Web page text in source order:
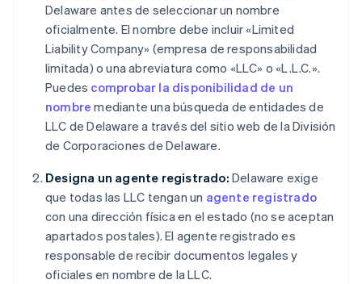
Delaware antes de seleccionar un nombre
oficialmente. El nombre debe incluir «Limited
Liability Company» (empresa de responsabilidad
limitada) o una abreviatura como «LLC» o «L.L.C.».
Puedes comprobar la disponibilidad de un
nombre mediante una búsqueda de entidades de
LLC de Delaware a través del sitio web de la División
de Corporaciones de Delaware.
Designa un agente registrado: Delaware exige
que todas las LLC tengan un agente registrado
con una dirección física en el estado (no se aceptan
apartados postales). El agente registrado es
responsable de recibir documentos legales y
oficiales en nombre de la LLC.